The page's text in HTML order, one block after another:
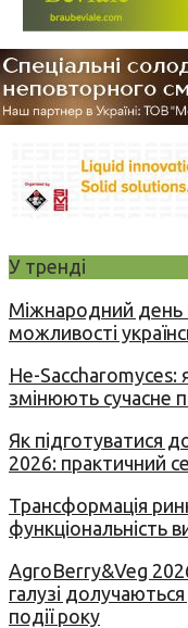
У тренді
Міжнародний день
можливості
Не-Saccharomyces:
змінюють сучасне
Як підготуватися
2026: практичний
Трансформація
функціональність
AgroBerry&Veg
галузі
події року